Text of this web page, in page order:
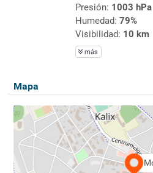
Presión: 1003 hPa
Humedad: 79%
Visibilidad: 10 km
más
Mapa